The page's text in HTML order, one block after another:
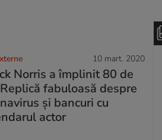
10 mart. 2020
Norris a împlinit 80 de
fabuloasă despre
și bancuri cu
actor